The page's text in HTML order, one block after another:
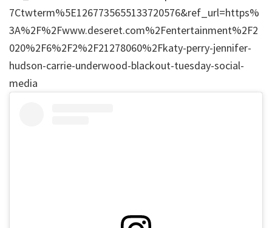
7Ctwterm%5E1267735655133720576&ref_url=https%
3A%2F%2Fwww.deseret.com%2Fentertainment%2F2
020%2F6%2F2%2F21278060%2Fkaty-perry-jennifer-
hudson-carrie-underwood-blackout-tuesday-social-
media